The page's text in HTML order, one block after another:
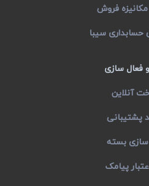
فروش
حسابداری سیبا
فعال سازی
آنلاین
پشتیبانی
بسته
پیامک